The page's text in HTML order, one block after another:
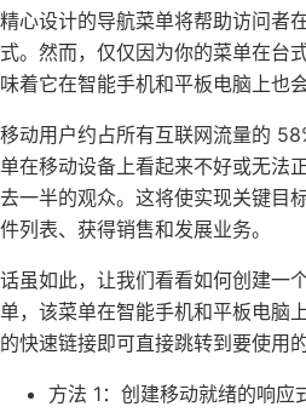
精心设计的导航菜单将帮助访问者
式。然而，仅仅因为你的菜单在台
味着它在智能手机和平板电脑上也
移动用户约占所有互联网流量的
单在移动设备上看起来不好或无法
去一半的观众。这将使实现关键目
件列表、获得销售和发展业务。
话虽如此，让我们看看如何创建一
单，该菜单在智能手机和平板电脑
的快速链接即可直接跳转到要使用的
方法 1：创建移动就绪的响应